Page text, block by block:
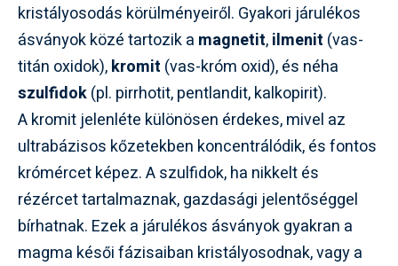
kristályosodás körülményeiről. Gyakori járulékos
ásványok közé tartozik a magnetit,ilmenit (vas-
titán oxidok),kromit (vas-króm oxid), és néha
szulfidok(pl. pirrhotit, pentlandit, kalkopirit).
A kromit jelenléte különösen érdekes, mivel az
ultrabázisos kőzetekben koncentrálódik, és fontos
krómércet képez. A szulfidok, ha nikkelt és
rézércet tartalmaznak, gazdasági jelentőséggel
bírhatnak. Ezek a járulékos ásványok gyakran a
magma késői fázisaiban kristályosodnak, vagy a